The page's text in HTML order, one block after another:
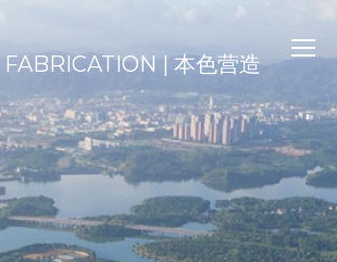
| 本色营造